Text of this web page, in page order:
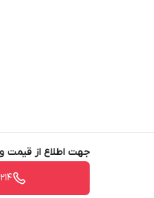
جهت اطلاع از قیمت